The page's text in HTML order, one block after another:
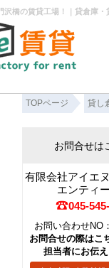
沢橋の賃貸工場！｜貸倉庫
TOPページ 貸し
お問合せは
有限会社アイエ
エンティ
045-
お問い合わせNO：
お問合せの際はこ
担当者にお伝